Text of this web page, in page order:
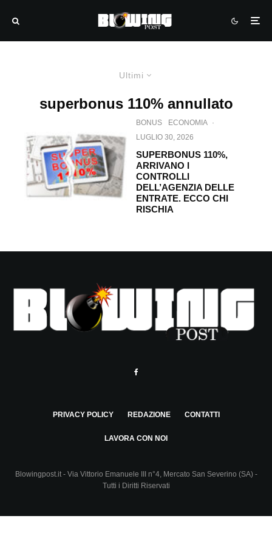
Ultimi
superbonus 110% annullato
BONUS ECONOMIA ·
LUGLIO 30, 2026
SUPERBONUS 110%,
ARRIVANO I
CONTROLLI
DELL’AGENZIA DELLE
ENTRATE. ECCO CHI
RISCHIA
PRIVACY POLICY REDAZIONE CONTATTI
LAVORA CON NOI
Blowingpost.it - Via Vittorio Emanuele III n°4, Mercato San Severino (SA) -
Tutti i Diritti Riservati